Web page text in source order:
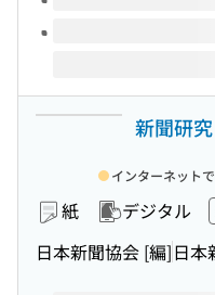
新聞研究
紙 デジタル
日本新聞協会 [編]日本
インターネット